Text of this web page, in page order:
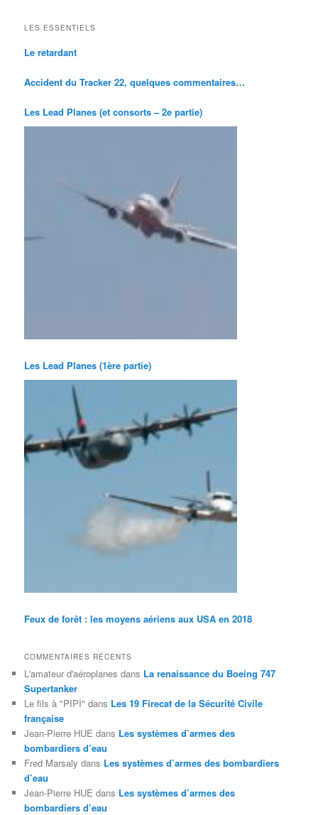
LES ESSENTIELS
Le retardant
Accident du Tracker 22, quelques commentaires…
Les Lead Planes (et consorts – 2e partie)
Les Lead Planes (1ère partie)
Feux de forêt : les moyens aériens aux USA en 2018
COMMENTAIRES RÉCENTS
L'amateur d'aéroplanes dans La renaissance du Boeing 747
Supertanker
Le fils à "PIPI" dans Les 19 Firecat de la Sécurité Civile
française
Jean-Pierre HUE dans Les systèmes d’armes des
bombardiers d’eau
Fred Marsaly dans Les systèmes d’armes des bombardiers
d’eau
Jean-Pierre HUE dans Les systèmes d’armes des
bombardiers d’eau